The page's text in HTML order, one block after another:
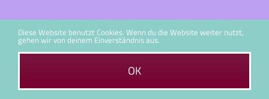
Diese Website benutzt Cookies. Wenn du die Website weiter nutzt,
gehen wir von deinem Einverständnis aus.
OK